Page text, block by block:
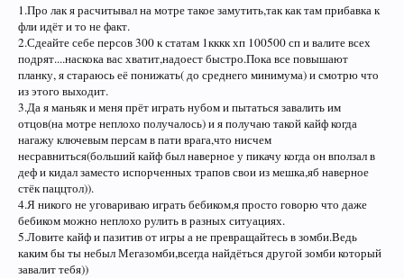
1.Про лак я расчитывал на мотре такое замутить,так как там прибавка к
фли идёт и то не факт.
2.Сдеайте себе персов 300 к статам 1кккк хп 100500 сп и валите всех
подрят....наскока вас хватит,надоест быстро.Пока все повышают
планку, я стараюсь её понижать( до среднего минимума) и смотрю что
из этого выходит.
3.Да я маньяк и меня прёт играть нубом и пытаться завалить им
отцов(на мотре неплохо получалось) и я получаю такой кайф когда
нагажу ключевым персам в пати врага,что нисчем
несравниться(больший кайф был наверное у пикачу когда он вползал в
деф и кидал заместо испорченных трапов свои из мешка,яб наверное
стёк паццтол)).
4.Я никого не уговариваю играть бебиком,я просто говорю что даже
бебиком можно неплохо рулить в разных ситуациях.
5.Ловите кайф и пазитив от игры а не превращайтесь в зомби.Ведь
каким бы ты небыл Мегазомби,всегда найдёться другой зомби который
завалит тебя))